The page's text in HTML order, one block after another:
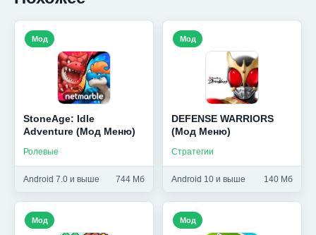
StoneAge: Idle
Adventure (Мод Меню)
Ролевые
Android 7.0 и выше 744 Мб
Мод
DEFENSE WARRIORS
(Мод Меню)
Стратегии
Android 10 и выше 140 Мб
Мод
Мод Мод